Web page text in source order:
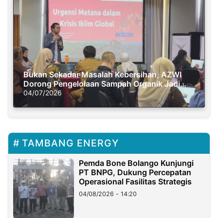
Bukan Sekadar Masalah Kebersihan, AZWI
Dorong Pengelolaan Sampah Organik Jadi
Solusi Krisis Iklim
04/07/2026
TAMBANG ENERGY
Pemda Bone Bolango Kunjungi
PT BNPG, Dukung Percepatan
Operasional Fasilitas Strategis
04/08/2026 - 14:20